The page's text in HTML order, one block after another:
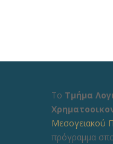
Το Τμήμα
Μεσογειακού
πρόγραμμα